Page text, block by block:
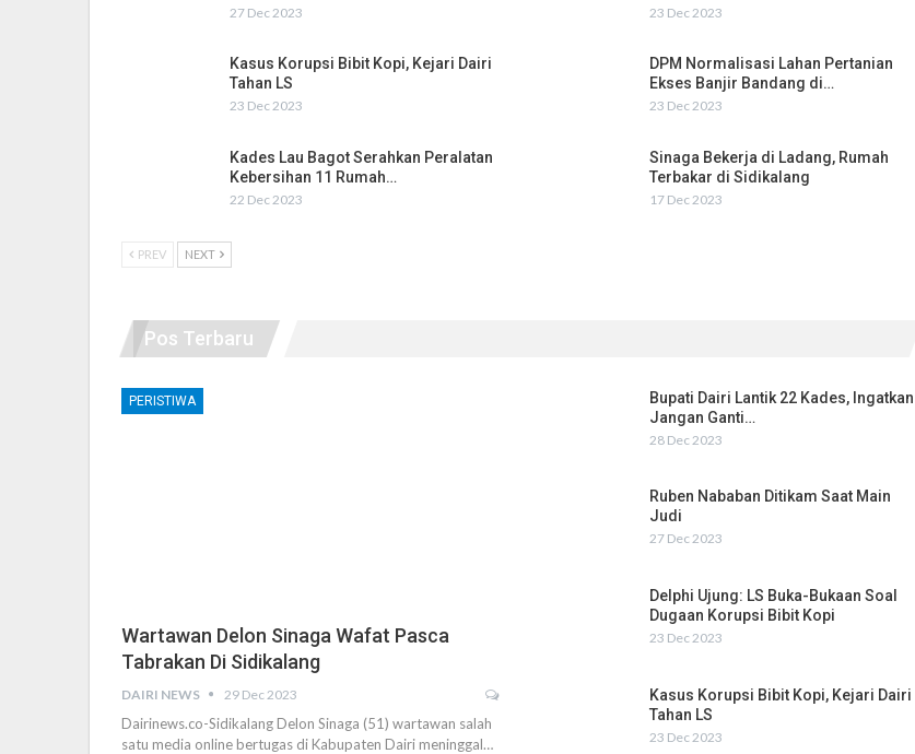
27 Dec 2023 23 Dec 2023
Kasus Korupsi Bibit Kopi, Kejari Dairi
Tahan LS
23 Dec 2023
DPM Normalisasi Lahan Pertanian
Ekses Banjir Bandang di…
23 Dec 2023
Kades Lau Bagot Serahkan Peralatan
Kebersihan 11 Rumah…
22 Dec 2023
Sinaga Bekerja di Ladang, Rumah
Terbakar di Sidikalang
17 Dec 2023
PREV NEXT
Pos Terbaru
PERISTIWA
Wartawan Delon Sinaga Wafat Pasca
Tabrakan Di Sidikalang
DAIRI NEWS 29 Dec 2023
Dairinews.co-Sidikalang Delon Sinaga (51) wartawan salah
satu media online bertugas di Kabupaten Dairi meninggal…
Bupati Dairi Lantik 22 Kades, Ingatkan
Jangan Ganti…
28 Dec 2023
Ruben Nababan Ditikam Saat Main
Judi
27 Dec 2023
Delphi Ujung: LS Buka-Bukaan Soal
Dugaan Korupsi Bibit Kopi
23 Dec 2023
Kasus Korupsi Bibit Kopi, Kejari Dairi
Tahan LS
23 Dec 2023